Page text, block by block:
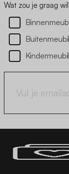
Wat zou je graag